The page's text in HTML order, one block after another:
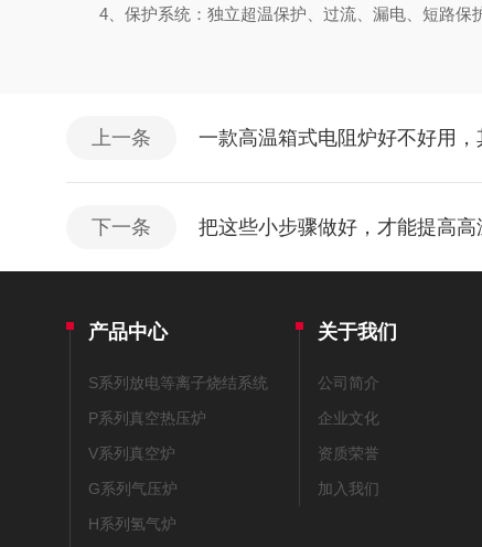
4、保护系统：独立超温保护、过流、漏电、短路保护
上一条 一款高温箱式电阻炉好不好用，
下一条 把这些小步骤做好，才能提高高
产品中心
S系列放电等离子烧结系统
P系列真空热压炉
V系列真空炉
G系列气压炉
H系列氢气炉
关于我们
公司简介
企业文化
资质荣誉
加入我们